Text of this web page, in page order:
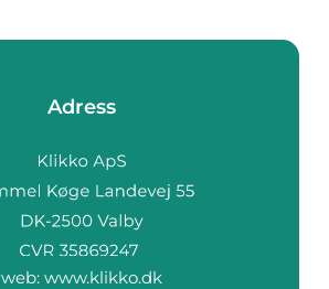
Adress
web: www.klikko.dk